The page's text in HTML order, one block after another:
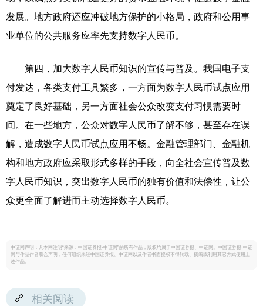
发展。地方政府还应冲破地方保护的小格局，政府和公用事
业单位的公共服务应率先支持数字人民币。
第四，加大数字人民币知识的宣传与普及。我国电子支
付发达，各类支付工具繁多，一方面为数字人民币试点应用
奠定了良好基础，另一方面社会公众改变支付习惯需要时
间。在一些地方，公众对数字人民币了解不够，甚至存在误
解，造成数字人民币试点应用不畅。金融管理部门、金融机
构和地方政府应采取形式多样的手段，向全社会宣传普及数
字人民币知识，突出数字人民币的独有价值和法偿性，让公
众更全面了解进而主动选择数字人民币。
中证网声明：凡本网注明“来源：中国证券报·中证网”的所有作品，版权均属于中国证券报、中证网。中国证券报·中证
网与作品作者联合声明，任何组织未经中国证券报、中证网以及作者书面授权不得转载、摘编或利用其它方式使用上
述作品。
相关阅读